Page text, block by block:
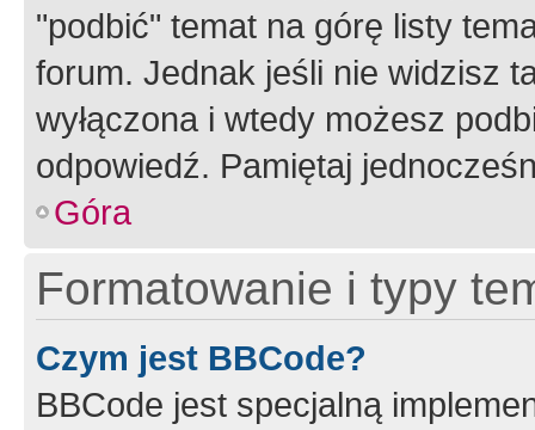
"podbić" temat na górę listy
forum. Jednak jeśli nie widzisz
wyłączona i wtedy możesz
odpowiedź. Pamiętaj
Góra
Formatowanie i typy
Czym jest BBCode?
BBCode jest specjalną